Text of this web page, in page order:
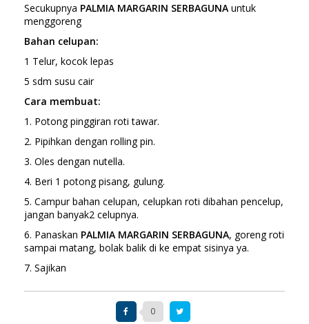
Secukupnya PALMIA MARGARIN SERBAGUNA untuk
menggoreng
Bahan celupan:
1 Telur, kocok lepas
5 sdm susu cair
Cara membuat:
1. Potong pinggiran roti tawar.
2. Pipihkan dengan rolling pin.
3. Oles dengan nutella.
4. Beri 1 potong pisang, gulung.
5. Campur bahan celupan, celupkan roti dibahan pencelup,
jangan banyak2 celupnya.
6. Panaskan PALMIA MARGARIN SERBAGUNA, goreng roti
sampai matang, bolak balik di ke empat sisinya ya.
7. Sajikan
0